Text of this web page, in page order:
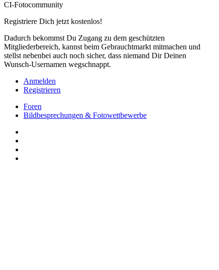
CI-Fotocommunity
Registriere Dich jetzt kostenlos!
Dadurch bekommst Du Zugang zu dem geschützten
Mitgliederbereich, kannst beim Gebrauchtmarkt mitmachen und
stellst nebenbei auch noch sicher, dass niemand Dir Deinen
Wunsch-Usernamen wegschnappt.
Anmelden
Registrieren
Foren
Bildbesprechungen & Fotowettbewerbe